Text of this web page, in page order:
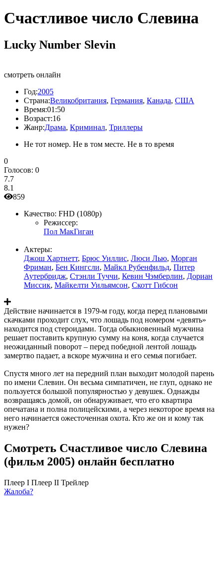
Счастливое число Слевина
Lucky Number Slevin
смотреть онлайн
Год:2005
Страна:Великобритания, Германия, Канада, США
Время:01:50
Возраст:16
Жанр:Драма, Криминал, Триллеры
Не тот номер. Не в том месте. Не в то время
0
Голосов: 0
7.7
8.1
859
Качество: FHD (1080p)
Режиссер:
Пол МакГиган
Актеры:
Джош Хартнетт, Брюс Уиллис, Люси Лью, Морган
Фриман, Бен Кингсли, Майкл Рубенфильд, Питер
Аутербридж, Стэнли Туччи, Кевин Чэмберлин, Дориан
Миссик, Майкелти Уильямсон, Скотт Гибсон
Действие начинается в 1979-м году, когда перед плановыми
скачками проходит слух, что лошадь под номером «девять»
находится под стероидами. Тогда обыкновенный мужчина
решает поставить крупную сумму на коня, когда случается
неожиданный поворот – перед победной лентой лошадь
замертво падает, а вскоре мужчина и его семья погибает.
Спустя много лет на передний план выходит молодой парень
по имени Слевин. Он весьма симпатичен, не глуп, однако не
пользуется большой популярностью у девушек. Однажды
возвращаясь домой, он обнаруживает, что его квартира
опечатана и полна полицейскими, а через некоторое время на
него начинается ожесточенная охота. Кто же он и кому так
нужен?
Смотреть Счастливое число Слевина
(фильм 2005) онлайн бесплатно
Плеер I Плеер II Трейлер
Жалоба?